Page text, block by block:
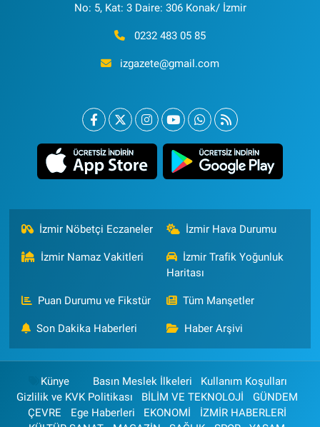
No: 5, Kat: 3 Daire: 306 Konak/ İzmir
0232 483 05 85
izgazete@gmail.com
İzmir Nöbetçi Eczaneler İzmir Hava Durumu
İzmir Namaz Vakitleri
İzmir Trafik Yoğunluk
Haritası
Puan Durumu ve Fikstür Tüm Manşetler
Son Dakika Haberleri Haber Arşivi
Künye Basın Meslek İlkeleri
Kullanım Koşulları
Gizlilik ve KVK Politikası
BİLİM VE TEKNOLOJİ
GÜNDEM
ÇEVRE
Ege Haberleri EKONOMİ
İZMİR HABERLERİ